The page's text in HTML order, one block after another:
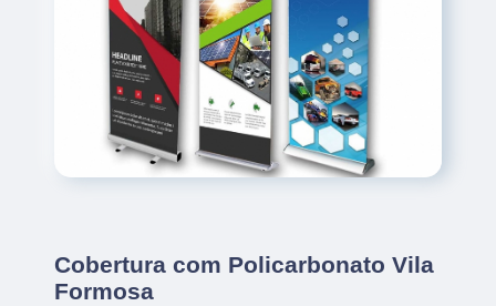
Cobertura com Policarbonato Vila
Formosa